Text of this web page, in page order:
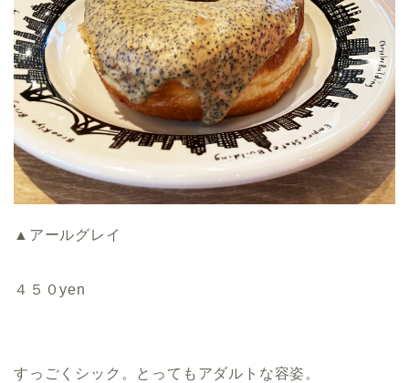
▲アールグレイ
４５０yen
すっごくシック。とってもアダルトな容姿。